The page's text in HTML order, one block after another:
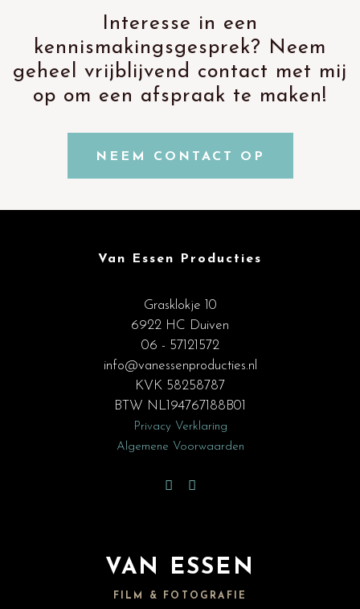
Interesse in een
kennismakingsgesprek? Neem
geheel vrijblijvend contact met mij
op om een afspraak te maken!
NEEM CONTACT OP
Van Essen Producties
Grasklokje 10
6922 HC Duiven
06 - 57121572
info@vanessenproducties.nl
KVK 58258787
BTW NL194767188B01
Privacy Verklaring
Algemene Voorwaarden
VAN ESSEN
FILM & FOTOGRAFIE